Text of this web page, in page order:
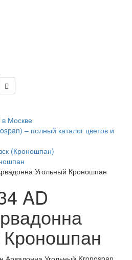
Москве
– полный каталог цветов и
(Кроношпан)
Угольный Кроношпан
AD